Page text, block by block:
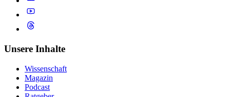
Unsere Inhalte
Wissenschaft
Magazin
Podcast